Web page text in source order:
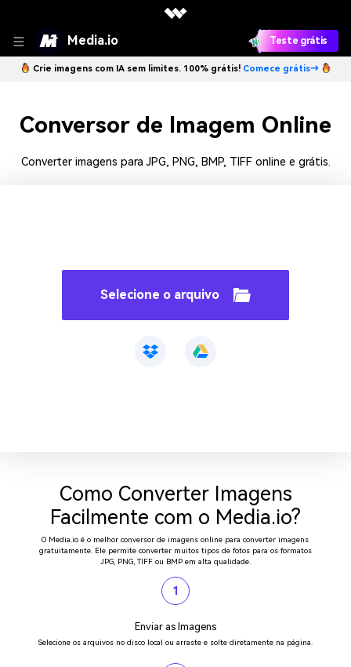
Media.io Teste grátis
Crie imagens com IA sem limites. 100% grátis! Comece grátis→
Conversor de Imagem Online
Converter imagens para JPG, PNG, BMP, TIFF online e grátis.
Selecione o arquivo
Como Converter Imagens
Facilmente com o Media.io?
O Media.io é o melhor conversor de imagens online para converter imagens
gratuitamente. Ele permite converter muitos tipos de fotos para os formatos
JPG, PNG, TIFF ou BMP em alta qualidade.
1
Enviar as Imagens
Selecione os arquivos no disco local ou arraste e solte diretamente na página.